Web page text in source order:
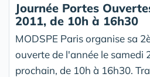
Journée Portes
2011, de 10h à 16h30
MODSPE Paris organise sa
ouverte de l'année le samedi
prochain, de 10h à 16h30.